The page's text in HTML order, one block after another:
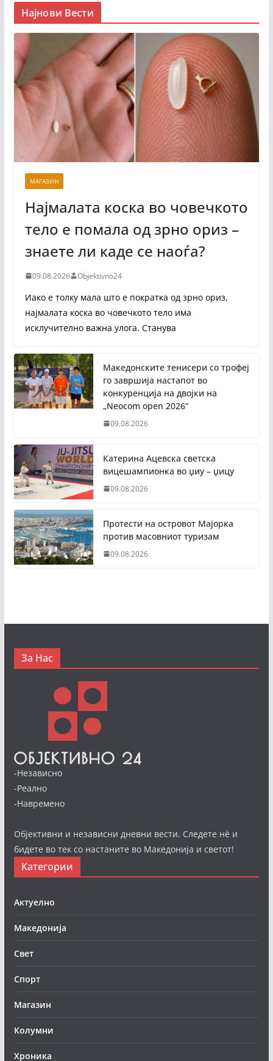
Најнови Вести
МАГАЗИН
Најмалата коска во човечкото
тело е помала од зрно ориз –
знаете ли каде се наоѓа?
09.08.2026 Objektivno24
Иако е толку мала што е пократка од зрно ориз,
најмалата коска во човечкото тело има
исклучително важна улога. Станува
Македонските тенисери со трофеј
го завршија настапот во
конкуренција на двојки на
„Neocom open 2026“
09.08.2026
Катерина Ацевска светска
вицешампионка во џиу – џицу
09.08.2026
Протести на островот Мајорка
против масовниот туризам
09.08.2026
За Нас
-Независно
-Реално
-Навремено
Објективни и независни дневни вести. Следете нè и
бидете во тек со настаните во Македонија и светот!
Категории
Актуелно
Македонија
Свет
Спорт
Магазин
Колумни
Хроника